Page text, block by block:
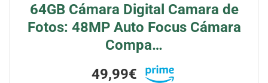
64GB Cámara Digital Camara de
Fotos: 48MP Auto Focus Cámara
Compa…
49,99€